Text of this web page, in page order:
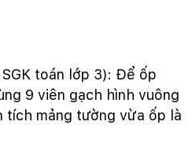
toán lớp 3): Để ốp
9 viên gạch hình vuông
tích mảng tường vừa ốp là